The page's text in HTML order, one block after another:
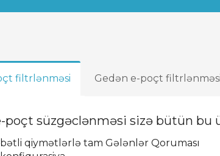
filtrlənməsi Gedən e-poçt filtrlənməsi
poçt süzgəclənməsi sizə bütün bu
qiymətlərlə tam Gələnlər Qoruması